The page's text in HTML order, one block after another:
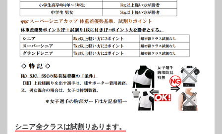
シニア全クラスは試割りあります。